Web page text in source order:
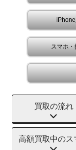
スマホ
買取の流れ
高額買取中のス